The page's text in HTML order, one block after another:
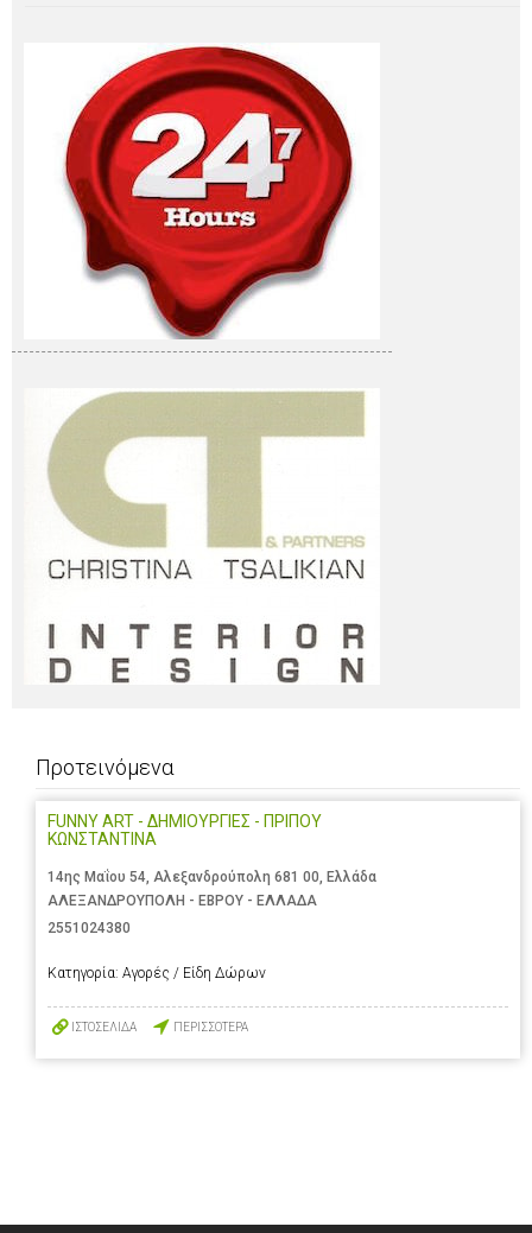
Προτεινόμενα
FUNNY ART - ΔΗΜΙΟΥΡΓΙΕΣ - ΠΡΙΠΟΥ
ΚΩΝΣΤΑΝΤΙΝΑ
14ης Μαΐου 54, Αλεξανδρούπολη 681 00, Ελλάδα
ΑΛΕΞΑΝΔΡΟΥΠΟΛΗ - ΕΒΡΟΥ - ΕΛΛΑΔΑ
2551024380
Κατηγορία: Αγορές / Είδη Δώρων
ΙΣΤΟΣΕΛΙΔΑ ΠΕΡΙΣΣΟΤΕΡΑ